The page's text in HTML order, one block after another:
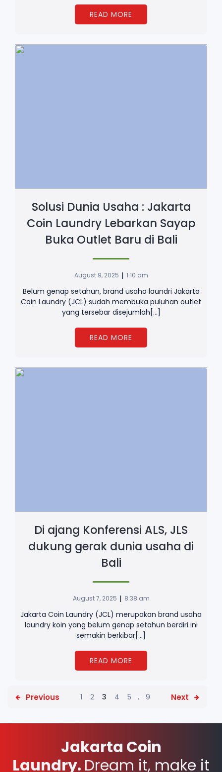
READ MORE
Solusi Dunia Usaha : Jakarta
Coin Laundry Lebarkan Sayap
Buka Outlet Baru di Bali
August 9, 2025 | 1:10 am
Belum genap setahun, brand usaha laundri Jakarta
Coin Laundry (JCL) sudah membuka puluhan outlet
yang tersebar disejumlah[…]
READ MORE
Di ajang Konferensi ALS, JLS
dukung gerak dunia usaha di
Bali
August 7, 2025 | 8:38 am
Jakarta Coin Laundry (JCL) merupakan brand usaha
laundry koin yang belum genap setahun berdiri ini
semakin berkibar[…]
READ MORE
Previous 1 2 3 4 5 … 9 Next
Jakarta Coin
Laundry. Dream it, make it